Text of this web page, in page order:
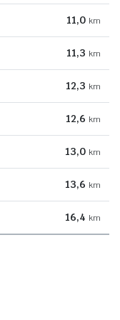
11,0 km
11,3 km
12,3 km
12,6 km
13,0 km
13,6 km
16,4 km